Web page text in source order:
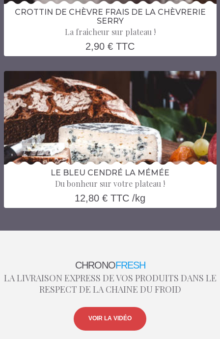
CROTTIN DE CHÈVRE FRAIS DE LA CHÈVRERIE
SERRY
La fraicheur sur plateau !
2,90 € TTC
LE BLEU CENDRÉ LA MÉMÉE
Du bonheur sur votre plateau !
12,80 € TTC /kg
CHRONOFRESH
LA LIVRAISON EXPRESS DE VOS PRODUITS DANS LE
RESPECT DE LA CHAINE DU FROID
VOIR LA VIDÉO